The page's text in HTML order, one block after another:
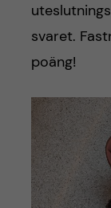
svaret.
poäng!